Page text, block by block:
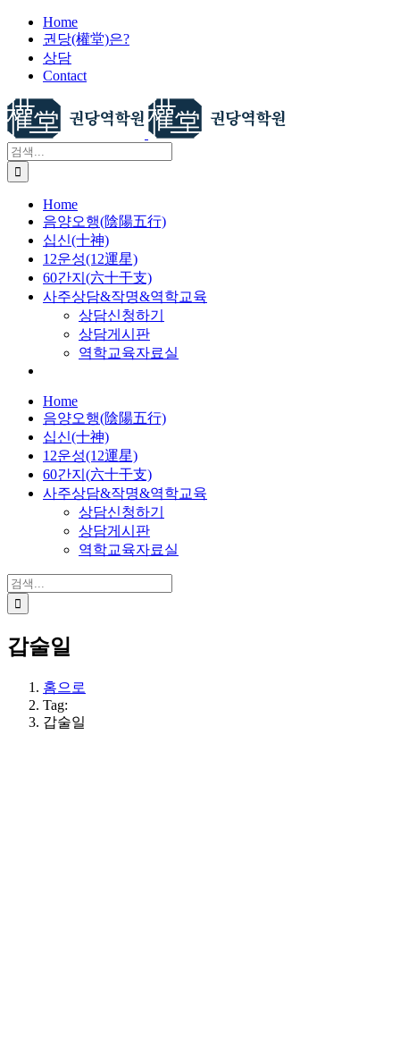
건
너
뛰
기
Home
권당(權堂)은?
상담
Contact
검
색:
Home
음양오행(陰陽五行)
십신(十神)
12운성(12運星)
60간지(六十干支)
사주상담&작명&역학교육
상담신청하기
상담게시판
역학교육자료실
Home
음양오행(陰陽五行)
십신(十神)
12운성(12運星)
60간지(六十干支)
사주상담&작명&역학교육
상담신청하기
상담게시판
역학교육자료실
검
색:
갑술일
홈으로
Tag:
갑술일